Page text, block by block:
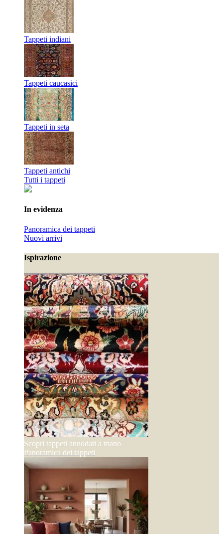
Tappeti indiani
Tappeti caucasici
Tappeti in seta
Tappeti antichi
Tutti i tappeti
In evidenza
Panoramica dei tappeti
Nuovi arrivi
Ispirazione
Scopri tappeti annodati a mano
Panoramica dei tappeti